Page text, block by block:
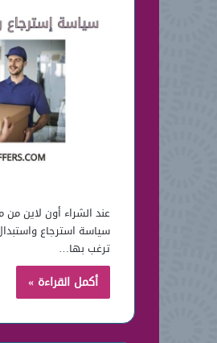
سياسة استرجاع
ترغب بها…
أكمل القراءة »